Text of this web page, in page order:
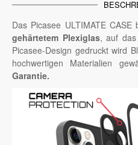
Das Picasee ULTIMATE
gehärtetem Plexiglas, auf das
Picasee-Design gedruckt wird
hochwertigen Materialien
Garantie.